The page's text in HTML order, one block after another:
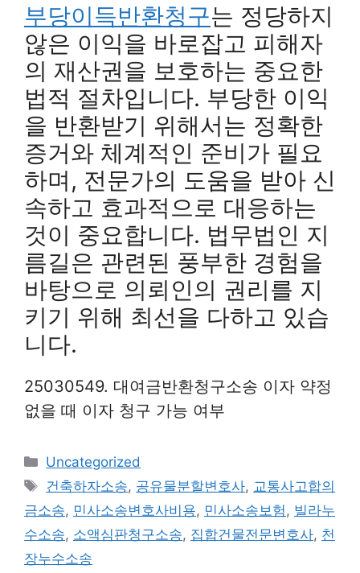
부당이득반환청구는 정당하지
않은 이익을 바로잡고 피해자
의 재산권을 보호하는 중요한
법적 절차입니다. 부당한 이익
을 반환받기 위해서는 정확한
증거와 체계적인 준비가 필요
하며, 전문가의 도움을 받아 신
속하고 효과적으로 대응하는
것이 중요합니다. 법무법인 지
름길은 관련된 풍부한 경험을
바탕으로 의뢰인의 권리를 지
키기 위해 최선을 다하고 있습
니다.
25030549. 대여금반환청구소송 이자 약정
없을 때 이자 청구 가능 여부
Categories
Uncategorized
Tags
건축하자소송, 공유물분할변호사, 교통사고합의
금소송, 민사소송변호사비용, 민사소송보험 , 빌라누
수소송, 소액심판청구소송, 집합건물전문변호사, 천
장누수소송